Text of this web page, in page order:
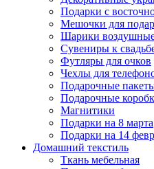
Подарки с
Мешочки для
Шарики
Сувениры к
Футляры для очков
Чехлы для
Подарочные
Подарочные
Магнитики
Подарки на 8 марта
Подарки на 14
Домашний текстиль
Ткань мебельная